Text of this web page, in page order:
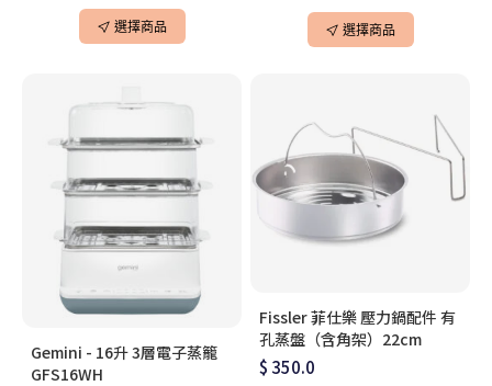
選擇商品 選擇商品
Gemini - 16升 3層電子蒸籠
GFS16WH
Fissler 菲仕樂 壓力鍋配件 有
孔蒸盤（含角架）22cm
$ 350.0